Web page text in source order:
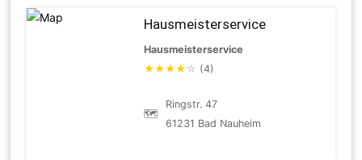
Hausmeisterservice
Hausmeisterservice
★★★★ ☆ (4)
🗺
Ringstr. 47
61231 Bad Nauheim